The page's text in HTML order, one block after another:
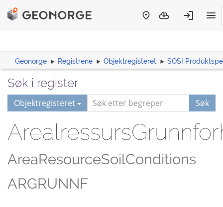
Geonorge Registrene Objektregisteret SOSI
Søk i register
Objektregisteret Søk
AreaResourceSoilConditions
ARGRUNNF